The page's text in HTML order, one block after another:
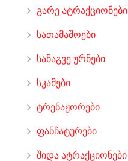
გარე ატრაქციონები
სათამაშოები
სანაგვე ურნები
სკამები
ტრენაჟორები
ფანჩატურები
შიდა ატრაქციონები